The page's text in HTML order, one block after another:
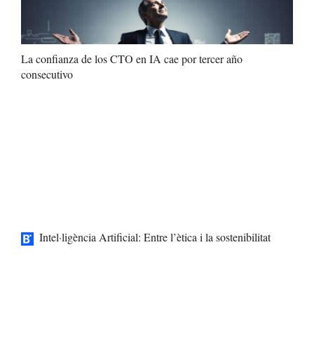
La confianza de los CTO en IA cae por tercer año
consecutivo
Intel·ligència Artificial: Entre l’ètica i la sostenibilitat